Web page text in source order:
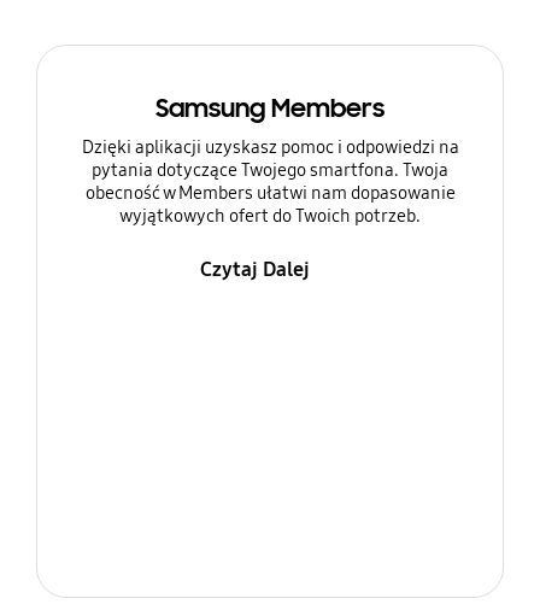
Samsung Members
Dzięki aplikacji uzyskasz pomoc i odpowiedzi na
pytania dotyczące Twojego smartfona. Twoja
obecność w Members ułatwi nam dopasowanie
wyjątkowych ofert do Twoich potrzeb.
Czytaj Dalej